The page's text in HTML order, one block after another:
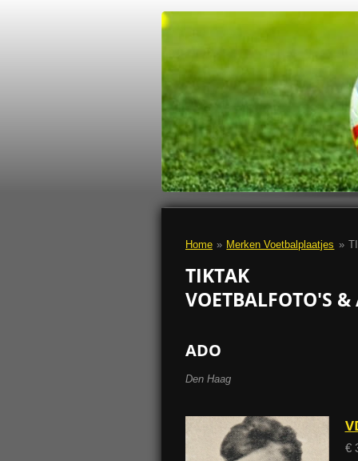
Home » Merken Voetbalplaatjes »
TIKTAK
VOETBALFOTO'S
ADO
Den Haag
€